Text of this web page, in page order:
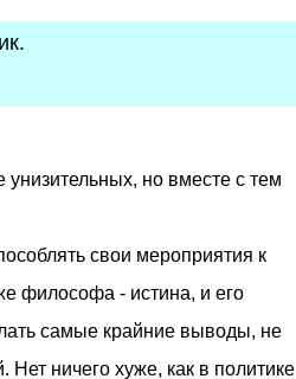
унизительных, но вместе с тем
свои мероприятия к
философа - истина, и его
самые крайние выводы, не
Нет ничего хуже, как в политике